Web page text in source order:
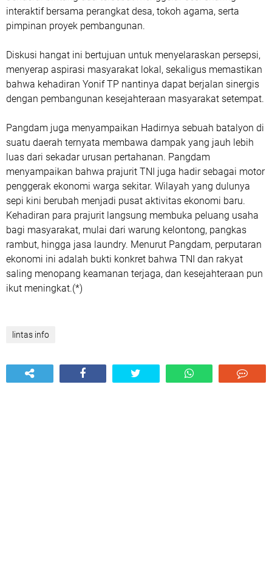
interaktif bersama perangkat desa, tokoh agama, serta
pimpinan proyek pembangunan.
Diskusi hangat ini bertujuan untuk menyelaraskan persepsi,
menyerap aspirasi masyarakat lokal, sekaligus memastikan
bahwa kehadiran Yonif TP nantinya dapat berjalan sinergis
dengan pembangunan kesejahteraan masyarakat setempat.
Pangdam juga menyampaikan Hadirnya sebuah batalyon di
suatu daerah ternyata membawa dampak yang jauh lebih
luas dari sekadar urusan pertahanan. Pangdam
menyampaikan bahwa prajurit TNI juga hadir sebagai motor
penggerak ekonomi warga sekitar. Wilayah yang dulunya
sepi kini berubah menjadi pusat aktivitas ekonomi baru.
Kehadiran para prajurit langsung membuka peluang usaha
bagi masyarakat, mulai dari warung kelontong, pangkas
rambut, hingga jasa laundry. Menurut Pangdam, perputaran
ekonomi ini adalah bukti konkret bahwa TNI dan rakyat
saling menopang keamanan terjaga, dan kesejahteraan pun
ikut meningkat.(*)
lintas info